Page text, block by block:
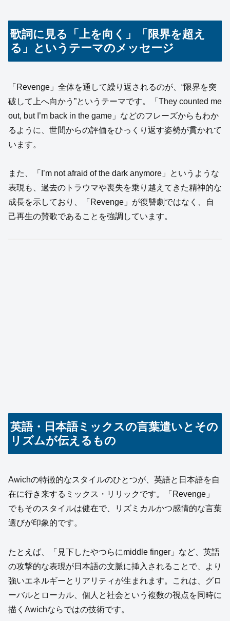
歌詞に見る「上を向く」「限界を超え
る」というテーマのメッセージ
「Revenge」全体を通して繰り返されるのが、“限界を突
破して上へ向かう”というテーマです。「They counted me
out, but I’m back in the game」などのフレーズからもわか
るように、世間からの評価をひっくり返す姿勢が貫かれて
います。
また、「I’m not afraid of the dark anymore」というような
表現も、過去のトラウマや喪失を乗り越えてきた精神的な
成長を示しており、「Revenge」が復讐劇ではなく、自
己再生の賛歌であることを強調しています。
英語・日本語ミックスの言葉遣いとその
リズムが伝えるもの
Awichの特徴的なスタイルのひとつが、英語と日本語を自
在に行き来するミックス・リリックです。「Revenge」
でもそのスタイルは健在で、リズミカルかつ感情的な言葉
選びが印象的です。
たとえば、「見下したやつらにmiddle finger」など、英語
の攻撃的な表現が日本語の文脈に挿入されることで、より
強いエネルギーとリアリティが生まれます。これは、グロ
ーバルとローカル、個人と社会という複数の視点を同時に
描くAwichならではの技術です。